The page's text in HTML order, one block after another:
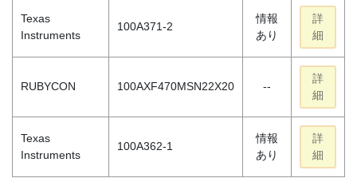
Texas
Instruments
100A371-2
情報
あり
詳
細
RUBYCON 100AXF470MSN22X20 --
詳
細
Texas
Instruments
100A362-1
情報
あり
詳
細